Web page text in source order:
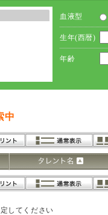
血液型
生年(西暦)
年齢
中
してください